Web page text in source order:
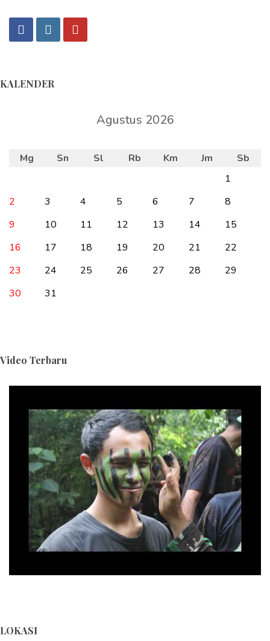
KALENDER
Agustus 2026
Mg Sn Sl Rb Km Jm
Sb
1
2
3 4 5 6 7
8
9
10 11 12 13 14
15
16
17 18 19 20 21
22
23
24 25 26 27 28
29
30
31
Video Terbaru
LOKASI